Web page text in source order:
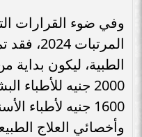
وفي ضوء القرارات
الطبية، ليكون بداية
2000 جنيه للأطباء البشريين.
1600 جنيه لأطباء
وأخصائي العلاج